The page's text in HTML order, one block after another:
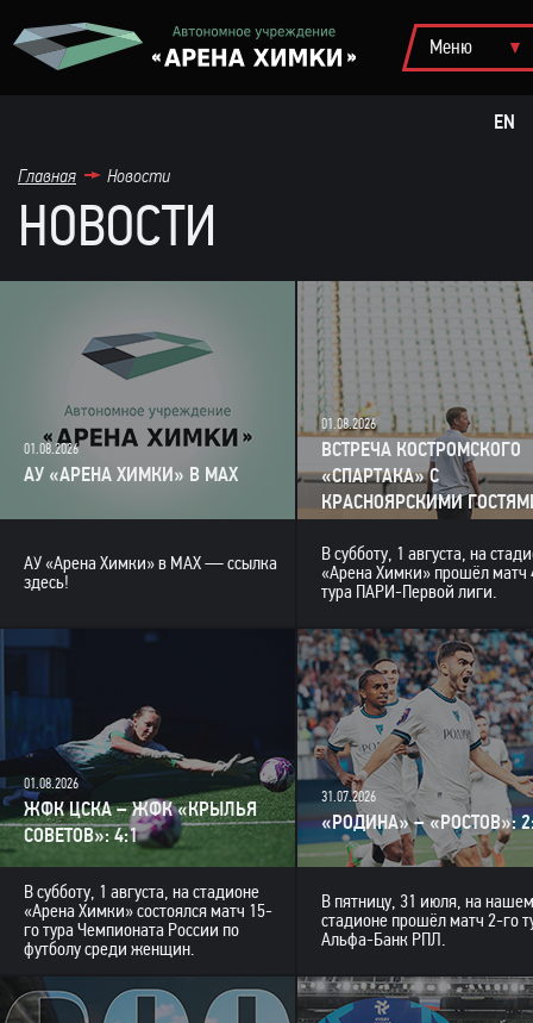
EN
Главная Новости
НОВОСТИ
01.08.2026
АУ «АРЕНА ХИМКИ» В MAX
АУ «Арена Химки» в MAX — ссылка
здесь!
01.08.2026
ВСТРЕЧА КОСТРОМСКОГО
«СПАРТАКА» С
КРАСНОЯРСКИМИ
В субботу, 1 августа, на
«Арена Химки» прошёл матч
тура ПАРИ-Первой лиги.
01.08.2026
ЖФК ЦСКА – ЖФК «КРЫЛЬЯ
СОВЕТОВ»: 4:1
В субботу, 1 августа, на стадионе
«Арена Химки» состоялся матч 15-
го тура Чемпионата России по
футболу среди женщин.
31.07.2026
«РОДИНА» – «РОСТОВ»:
В пятницу, 31 июля, на нашем
стадионе прошёл матч 2-го
Альфа-Банк РПЛ.